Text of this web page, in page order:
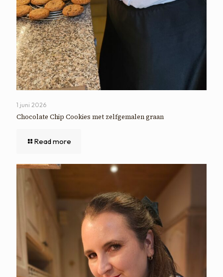
1 juni 2026
Chocolate Chip Cookies met zelfgemalen graan
Read more